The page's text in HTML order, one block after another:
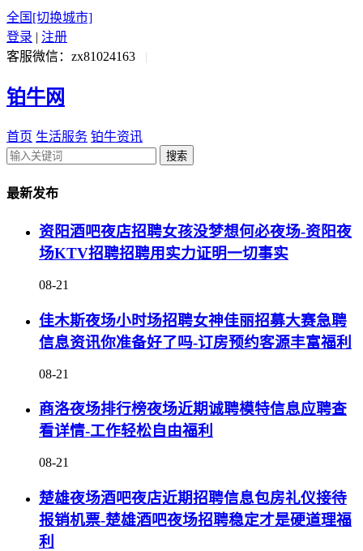
全国 [切换城市]
登录 | 注册
客服微信：zx81024163
|
铂牛网
首页 生活服务 铂牛资讯
搜索
最新发布
资阳酒吧夜店招聘女孩没梦想何必夜场-资阳夜
场KTV招聘招聘用实力证明一切事实
08-21
佳木斯夜场小时场招聘女神佳丽招募大赛急聘
信息资讯你准备好了吗-订房预约客源丰富福利
08-21
商洛夜场排行榜夜场近期诚聘模特信息应聘查
看详情-工作轻松自由福利
08-21
楚雄夜场酒吧夜店近期招聘信息包房礼仪接待
报销机票-楚雄酒吧夜场招聘稳定才是硬道理福
利